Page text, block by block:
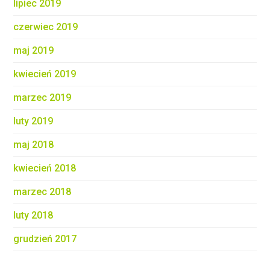
lipiec 2019
czerwiec 2019
maj 2019
kwiecień 2019
marzec 2019
luty 2019
maj 2018
kwiecień 2018
marzec 2018
luty 2018
grudzień 2017